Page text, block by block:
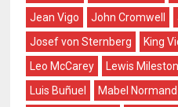
Jean Vigo
John Cromwell
Josef von Sternberg
King
Leo McCarey
Lewis
Luis Buñuel
Mabel Normand